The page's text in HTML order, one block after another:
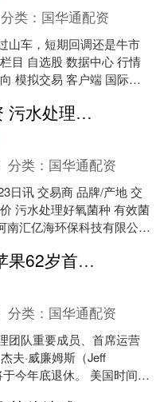
分类： 国华通配资
山车，短期回调还是牛市
目 自选股 数据中心 行情
模拟交易 客户端 国际金
....
胜宇配资 污水处理好氧菌种商品报价动态（2026-05-23）
分类： 国华通配资
日讯 交易商 品牌/产地 交
污水处理好氧菌种 有效菌
南汇亿海环保科技有限公司
配资猫 苹果62岁首席运营官威廉姆斯月底卸任，库克称“没他就没今天的苹果”
分类： 国华通配资
团队重要成员、首席运营
夫·威廉姆斯（Jeff
于今年底退休。 美国时间7